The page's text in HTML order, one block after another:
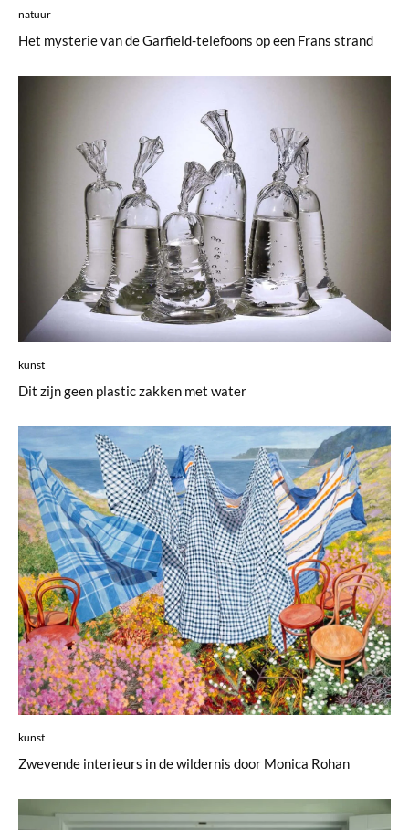
natuur
Het mysterie van de Garfield-telefoons op een Frans strand
kunst
Dit zijn geen plastic zakken met water
kunst
Zwevende interieurs in de wildernis door Monica Rohan